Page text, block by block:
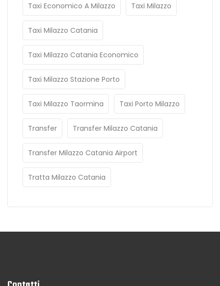
Taxi Economico A Milazzo Taxi Milazzo
Taxi Milazzo Catania
Taxi Milazzo Catania Economico
Taxi Milazzo Stazione Porto
Taxi Milazzo Taormina Taxi Porto Milazzo
Transfer Transfer Milazzo Catania
Transfer Milazzo Catania Airport
Tratta Milazzo Catania